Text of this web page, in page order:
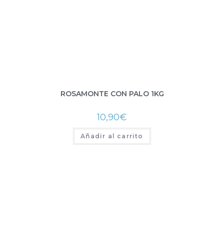
ROSAMONTE CON PALO 1KG
10,90€
Añadir al carrito